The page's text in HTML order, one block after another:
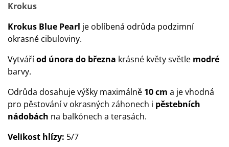
Krokus
Krokus Blue Pearl je oblíbená odrůda podzimní
okrasné cibuloviny.
Vytváříod února do března krásné květy světle modré
barvy.
Odrůda dosahuje výšky maximálně 10 cm a je vhodná
pro pěstování v okrasných záhonech i pěstebních
nádobách na balkónech a terasách.
Velikost hlízy: 5/7